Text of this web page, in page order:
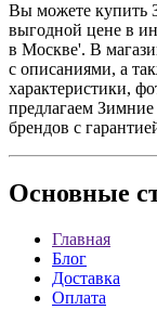
Вы можете купить
выгодной цене в
в Москве'. В
с описаниями, а
характеристики,
предлагаем
брендов с
Основные
Главная
Блог
Доставка
Оплата